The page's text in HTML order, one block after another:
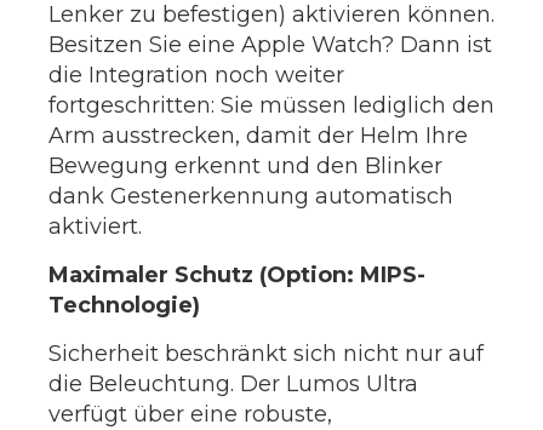
Lenker zu befestigen) aktivieren können.
Besitzen Sie eine Apple Watch? Dann ist
die Integration noch weiter
fortgeschritten: Sie müssen lediglich den
Arm ausstrecken, damit der Helm Ihre
Bewegung erkennt und den Blinker
dank Gestenerkennung automatisch
aktiviert.
Maximaler Schutz (Option: MIPS-
Technologie)
Sicherheit beschränkt sich nicht nur auf
die Beleuchtung. Der Lumos Ultra
verfügt über eine robuste,